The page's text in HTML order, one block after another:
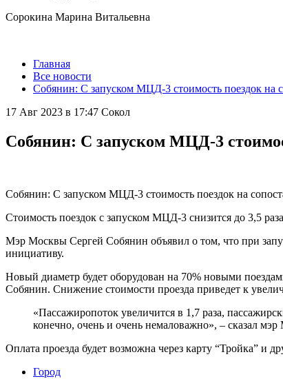
Сорокина Марина Витальевна
Главная
Все новости
Собянин: С запуском МЦД-3 стоимость поездок на
17 Авг 2023 в 17:47 Сокол
Собянин: С запуском МЦД-3
Собянин: С запуском МЦД-3 стоимость поездок на
Стоимость поездок с запуском МЦД-3 снизится до 3,5 раза
Мэр Москвы Сергей Собянин объявил о том, что при
инициативу.
Новый диаметр будет оборудован на 70% новыми
Собянин. Снижение стоимости проезда приведет к
«Пассажиропоток увеличится в 1,7 раза,
конечно, очень и очень немаловажно», – сказал
Оплата проезда будет возможна через карту “Тройка” и
Город